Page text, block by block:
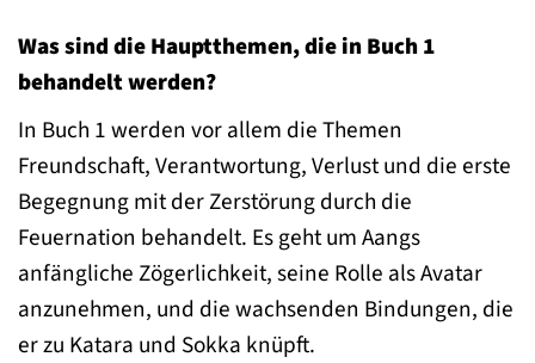
Was sind die Hauptthemen, die in Buch 1
behandelt werden?
In Buch 1 werden vor allem die Themen
Freundschaft, Verantwortung, Verlust und die erste
Begegnung mit der Zerstörung durch die
Feuernation behandelt. Es geht um Aangs
anfängliche Zögerlichkeit, seine Rolle als Avatar
anzunehmen, und die wachsenden Bindungen, die
er zu Katara und Sokka knüpft.